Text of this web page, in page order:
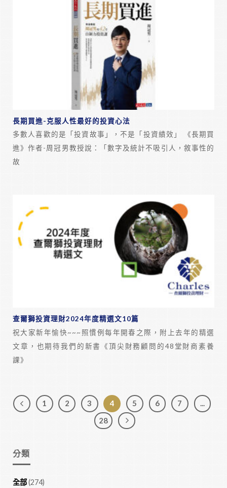
長期買進-克服人性最好的投資心法
多數人喜歡的是「投資故事」，不是「投資績效」 《長期買
進》作者-周冠男教授說：「數字及統計不吸引人，敘事性的
故
查爾獅投資理財2024年度精選文10篇
祝大家新年愉快~~~照慣例每年開春之際，附上去年的精選
文章，也期待我們的新書《頂尖財務顧問的48堂財商素養
課》
1 2 3 4 5 6 7
...
28
分類
全部(274)